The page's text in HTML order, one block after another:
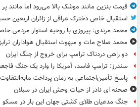
قیمت بنزین مانند موشک بالا می‌رود اما مانند پر
استقبال خاص دخترک عراقی از زائران اربعین
محمد مرندی: پیروزی با روحیه استوار مردمی
محمد صلاح مات و مبهوت استقبال هواداران
دو راهی دردناک ترامپ برای خروج از جنگ ایران
سندرز: ترامپ فاسد، آمریکا را وارد یک جنگ
پاسخ تأمین‌اجتماعی به زمان پرداخت
صحنه ای نادر از حیات وحش ایران در سبلان
جنگ مدعیان طلای کشتی جهان این بار در مسکو